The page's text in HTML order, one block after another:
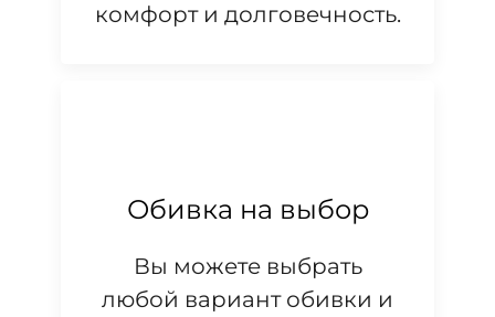
комфорт и долговечность.
Обивка на выбор
Вы можете выбрать
любой вариант обивки и